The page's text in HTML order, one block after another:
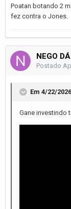
Poatan botando 2
fez contra o Jones.
NEGO
Postado
Em 4/22/
Gane investindo